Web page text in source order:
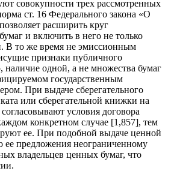
совокупности трех рассмотренных
ст. 16 Федерального закона «О
расширить круг
и включить в него не только
В то же время не эмиссионным
признаки публичного
наличие одной, а не множества бумаг
государственным
При выдаче сберегательного
или сберегательной книжки на
условия договора
конкретном случае [1,857], тем
ее. При подобной выдаче ценной
ее предложения неограниченному
владельцев ценных бумаг, что